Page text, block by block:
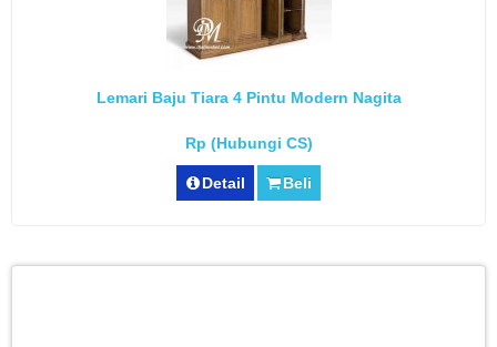
Lemari Baju Tiara 4 Pintu Modern Nagita
Rp (Hubungi CS)
Detail Beli